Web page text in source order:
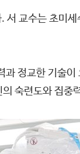
서 교수는 초
정교한 기술
숙련도와 집중